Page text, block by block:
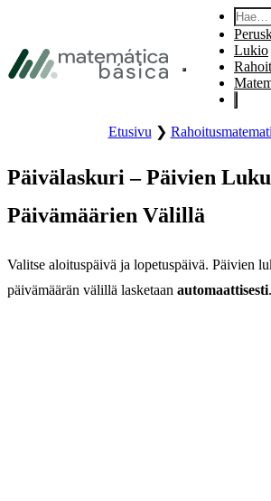
Siirry alatunnisteeseen
Hae:
Lukio
Etusivu ❯
Päivälaskuri – Päivien
Päivämäärien Välillä
Valitse aloituspäivä ja lopetuspäivä. Päivien
päivämäärän välillä lasketaan automaattisesti.